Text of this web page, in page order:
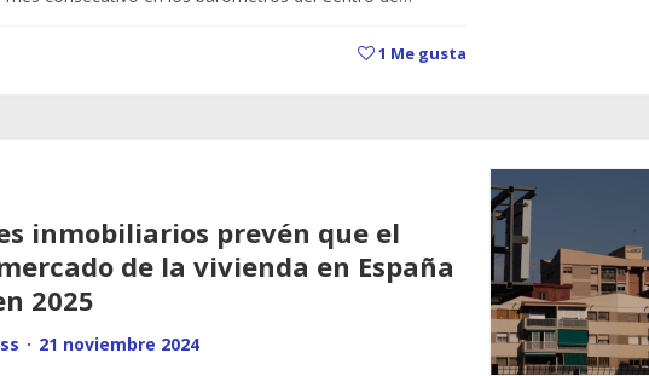
1 Me gusta
inmobiliarios prevén que el
de la vivienda en España
2025
· 21 noviembre 2024